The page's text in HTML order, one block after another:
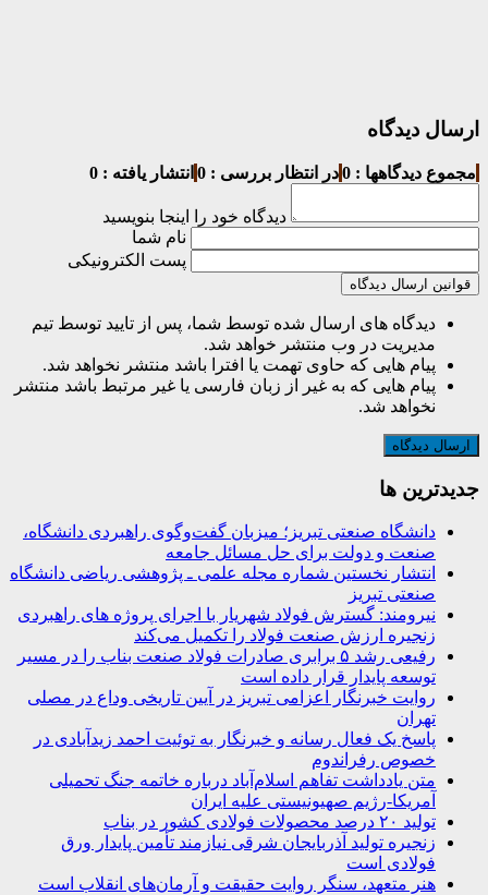
ارسال دیدگاه
مجموع دیدگاهها : 0 در انتظار بررسی : 0 انتشار یافته : 0
دیدگاه خود را اینجا بنویسید
نام شما
پست الکترونیکی
قوانین ارسال دیدگاه
دیدگاه های ارسال شده توسط شما، پس از تایید توسط تیم
مدیریت در وب منتشر خواهد شد.
پیام هایی که حاوی تهمت یا افترا باشد منتشر نخواهد شد.
پیام هایی که به غیر از زبان فارسی یا غیر مرتبط باشد منتشر
نخواهد شد.
جديدترين ها
دانشگاه صنعتی تبریز؛ میزبان گفت‌وگوی راهبردی دانشگاه،
صنعت و دولت برای حل مسائل جامعه
انتشار نخستین شماره مجله علمی ـ پژوهشی ریاضی دانشگاه
صنعتی تبریز
نیرومند: گسترش فولاد شهریار با اجرای پروژه های راهبردی
زنجیره ارزش صنعت فولاد را تکمیل می‌کند
رفیعی رشد ۵ برابری صادرات فولاد صنعت بناب را در مسیر
توسعه پایدار قرار داده است
روایت خبرنگار اعزامی تبریز در آیین تاریخی وداع در مصلی
تهران
پاسخ یک فعال رسانه و خبرنگار به توئیت احمد زیدآبادی در
خصوص رفراندوم
متن یادداشت تفاهم اسلام‌آباد درباره خاتمه جنگ تحمیلی
آمریکا-رژیم صهیونیستی علیه ایران
تولید ۲۰ درصد محصولات فولادی کشور در بناب
زنجیره تولید آذربایجان شرقی نیازمند تأمین پایدار ورق
فولادی است
هنر متعهد، سنگر روایت حقیقت و آرمان‌های انقلاب است